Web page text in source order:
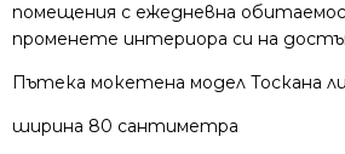
помещения с ежедневна
променете интериора си на
Пътека мокетена модел Тоскана
ширина 80 сантиметра